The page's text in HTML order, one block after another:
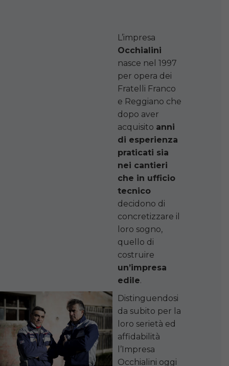
L’impresa
Occhialini
nasce nel 1997
per opera dei
Fratelli Franco
e Reggiano che
dopo aver
acquisito anni
di esperienza
praticati sia
nei cantieri
che in ufficio
tecnico
decidono di
concretizzare il
loro sogno,
quello di
costruire
un’impresa
edile.
Distinguendosi
da subito per la
loro serietà ed
affidabilità
l’Impresa
Occhialini oggi